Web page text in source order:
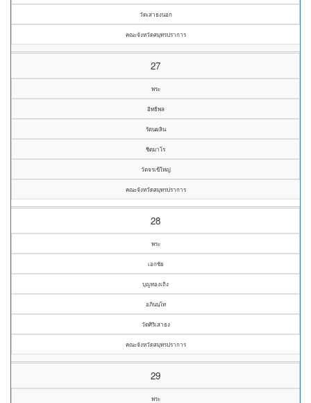
วัดเสาธงนอก
คณะจังหวัดสมุทรปราการ
27
พระ
อิทธิพล
รัตนผลิน
ชิตมาโร
วัดจรเข้ใหญ่
คณะจังหวัดสมุทรปราการ
28
พระ
เอกชัย
บุญทองเถิง
อภินนฺโท
วัดศิริเสาธง
คณะจังหวัดสมุทรปราการ
29
พระ